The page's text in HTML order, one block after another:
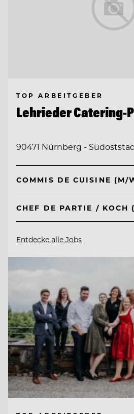
TOP ARBEITGEBER
Lehrieder Catering-
90471 Nürnberg -
COMMIS DE CUISINE (M/
CHEF DE PARTIE / KOCH
Entdecke alle Jobs